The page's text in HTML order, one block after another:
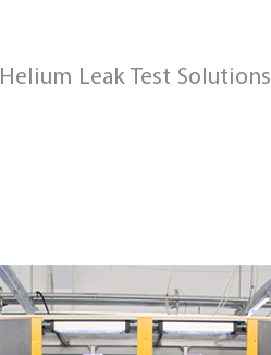
Helium Leak Test Solutions